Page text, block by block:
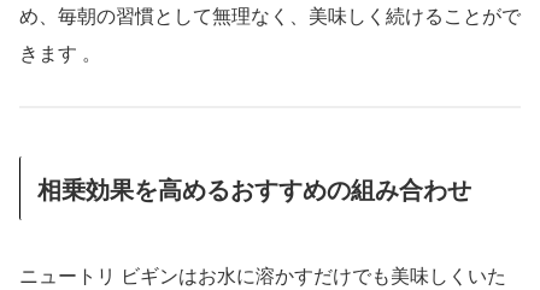
め、毎朝の習慣として無理なく、美味しく続けることがで
きます 。
相乗効果を高めるおすすめの組み合わせ
ニュートリ ビギンはお水に溶かすだけでも美味しくいた